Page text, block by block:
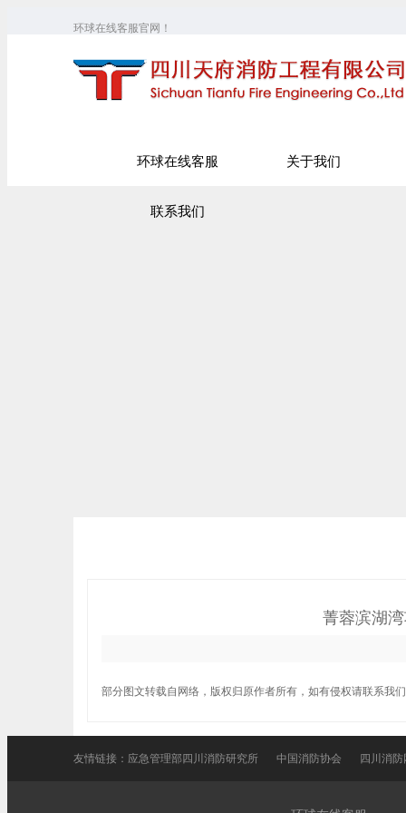
环球在线客服官网！
环球在线客服 关于我们
联系我们
菁蓉滨湖
部分图文转载自网络，版权归原作者所有，如有侵权请联系我
友情链接： 应急管理部四川消防研究所 中国消防协会 四川消防